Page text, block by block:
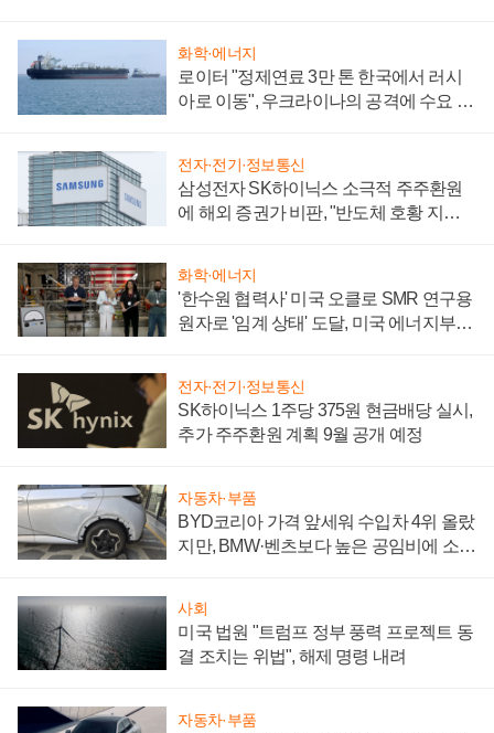
화학·에너지
로이터 "정제연료 3만 톤 한국에서 러시
아로 이동", 우크라이나의 공격에 수요 늘
전자·전기·정보통신
삼성전자 SK하이닉스 소극적 주주환원
에 해외 증권가 비판, "반도체 호황 지속
화학·에너지
'한수원 협력사' 미국 오클로 SMR 연구용
원자로 '임계 상태' 도달, 미국 에너지부
전자·전기·정보통신
SK하이닉스 1주당 375원 현금배당 실시,
추가 주주환원 계획 9월 공개 예정
자동차·부품
BYD코리아 가격 앞세워 수입차 4위 올랐
지만, BMW·벤츠보다 높은 공임비에 소비
사회
미국 법원 "트럼프 정부 풍력 프로젝트 동
결 조치는 위법", 해제 명령 내려
자동차·부품